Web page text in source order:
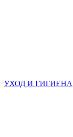
УХОД И ГИГИЕНА